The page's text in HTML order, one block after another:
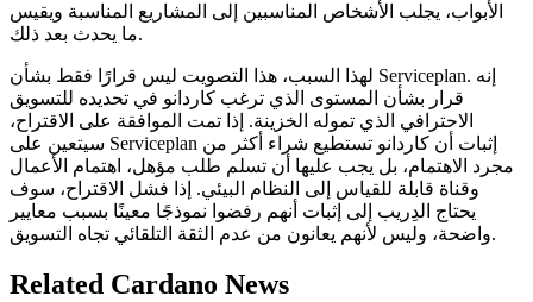
الأبواب، يجلب الأشخاص المناسبين إلى المشاريع المناسبة ويقيس
ما يحدث بعد ذلك.
لهذا السبب، هذا التصويت ليس قرارًا فقط بشأن Serviceplan. إنه
قرار بشأن المستوى الذي ترغب كاردانو في تحديده للتسويق
الاحترافي الذي تموله الخزينة. إذا تمت الموافقة على الاقتراح،
سيتعين على Serviceplan إثبات أن كاردانو تستطيع شراء أكثر من
مجرد الاهتمام، بل يجب عليها أن تسلم طلب مؤهل، اهتمام الأعمال
وقناة قابلة للقياس إلى النظام البيئي. إذا فشل الاقتراح، سوف
يحتاج الدِريب إلى إثبات أنهم رفضوا نموذجًا معينًا بسبب معايير
واضحة، وليس لأنهم يعانون من عدم الثقة التلقائي تجاه التسويق.
Related Cardano News